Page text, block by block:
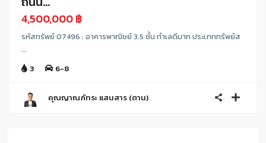
4,500,000 ฿
รหัสทรัพย์ 07496 : อาคารพาณิชย์ 3.5 ชั้น ทำเลดีมาก ประเภททรัพย์ส
...
3
6-8
คุณญาณภัทระ แสนสาร (ตาน)